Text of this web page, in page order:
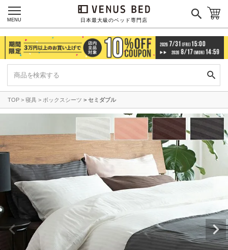
日本最大級のベッド専門店
MENU
TOP 寝具 ボックスシーツ セミダブル